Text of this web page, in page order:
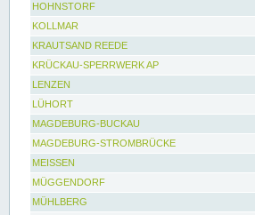
HOHNSTORF
KOLLMAR
KRAUTSAND REEDE
KRÜCKAU-SPERRWERK AP
LENZEN
LÜHORT
MAGDEBURG-BUCKAU
MAGDEBURG-STROMBRÜCKE
MEISSEN
MÜGGENDORF
MÜHLBERG